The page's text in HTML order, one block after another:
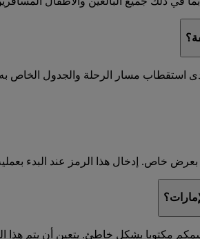
استقطاب مسار الرحلة والجدول
خاص. إدخال هذا الرمز عند البدء
مكتوبا بشكل خاطئ. يتعين أن يتم